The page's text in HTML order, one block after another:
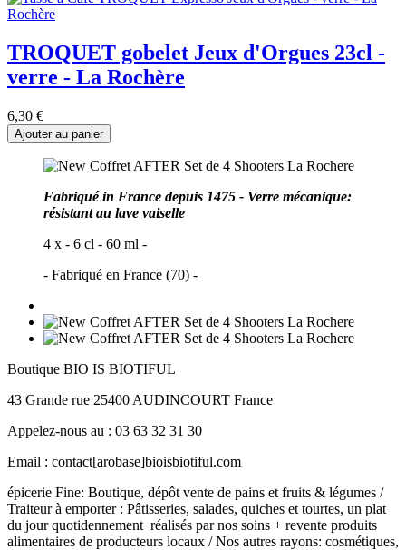
TROQUET gobelet Jeux d'Orgues 23cl -
verre - La Rochère
6,30 €
Ajouter au panier
Fabriqué in France depuis 1475 - Verre mécanique:
résistant au lave vaiselle
4 x - 6 cl - 60 ml -
- Fabriqué en France (70) -
Boutique BIO IS BIOTIFUL
43 Grande rue 25400 AUDINCOURT France
Appelez-nous au : 03 63 32 31 30
Email : contact[arobase]bioisbiotiful.com
épicerie Fine: Boutique, dépôt vente de pains et fruits & légumes /
Traiteur à emporter : Pâtisseries, salades, quiches et tourtes, un plat
du jour quotidennement réalisés par nos soins + revente produits
alimentaires de producteurs locaux / Nos autres rayons: cosmétiques,